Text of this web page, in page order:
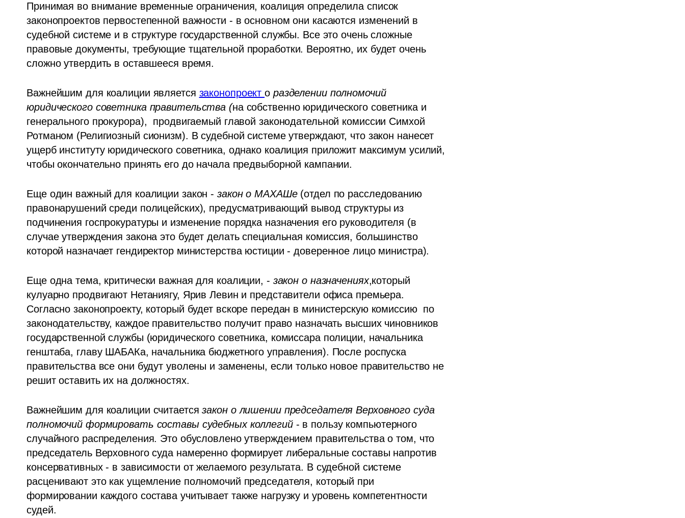
Принимая во внимание временные ограничения, коалиция определила список
законопроектов первостепенной важности - в основном они касаются изменений в
судебной системе и в структуре государственной службы. Все это очень сложные
правовые документы, требующие тщательной проработки. Вероятно, их будет очень
сложно утвердить в оставшееся время.
Важнейшим для коалиции является законопроект о разделении полномочий
юридического советника правительства (на собственно юридического советника и
генерального прокурора),  продвигаемый главой законодательной комиссии Симхой
Ротманом (Религиозный сионизм). В судебной системе утверждают, что закон нанесет
ущерб институту юридического советника, однако коалиция приложит максимум усилий,
чтобы окончательно принять его до начала предвыборной кампании.
Еще один важный для коалиции закон - закон о МАХАШе (отдел по расследованию
правонарушений среди полицейских), предусматривающий вывод структуры из
подчинения госпрокуратуры и изменение порядка назначения его руководителя (в
случае утверждения закона это будет делать специальная комиссия, большинство
которой назначает гендиректор министерства юстиции - доверенное лицо министра).
Еще одна тема, критически важная для коалиции, - закон о назначениях,который
кулуарно продвигают Нетаниягу, Ярив Левин и представители офиса премьера.
Согласно законопроекту, который будет вскоре передан в министерскую комиссию  по
законодательству, каждое правительство получит право назначать высших чиновников
государственной службы (юридического советника, комиссара полиции, начальника
генштаба, главу ШАБАКа, начальника бюджетного управления). После роспуска
правительства все они будут уволены и заменены, если только новое правительство не
решит оставить их на должностях.
Важнейшим для коалиции считается закон о лишении председателя Верховного суда
полномочий формировать составы судебных коллегий - в пользу компьютерного
случайного распределения. Это обусловлено утверждением правительства о том, что
председатель Верховного суда намеренно формирует либеральные составы напротив
консервативных - в зависимости от желаемого результата. В судебной системе
расценивают это как ущемление полномочий председателя, который при
формировании каждого состава учитывает также нагрузку и уровень компетентности
судей.